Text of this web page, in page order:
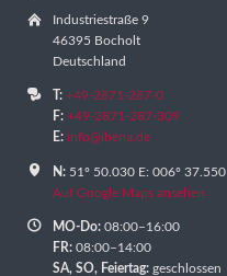
Industriestraße 9
46395 Bocholt
Deutschland
T: +49-2871-287-0
F: +49-2871-287-309
E: info@ibena.de
N:51º 50.030 E: 006º 37.550
Auf Google Maps ansehen
MO-Do:08:00–16:00
FR:08:00–14:00
SA, SO, Feiertag:geschlossen